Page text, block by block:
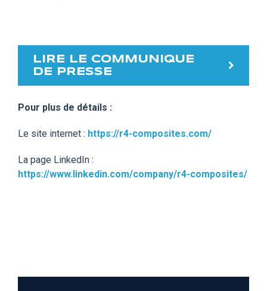
LIRE LE COMMUNIQUE
DE PRESSE
Pour plus de détails :
Le site internet : https://r4-composites.com/
La page LinkedIn :
https://www.linkedin.com/company/r4-composites/